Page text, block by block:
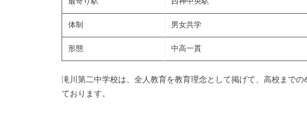
体制 男女共学
形態 中高一貫
滝川第二中学校は、全人教育を教育理念として掲げて、高校まで
ております。